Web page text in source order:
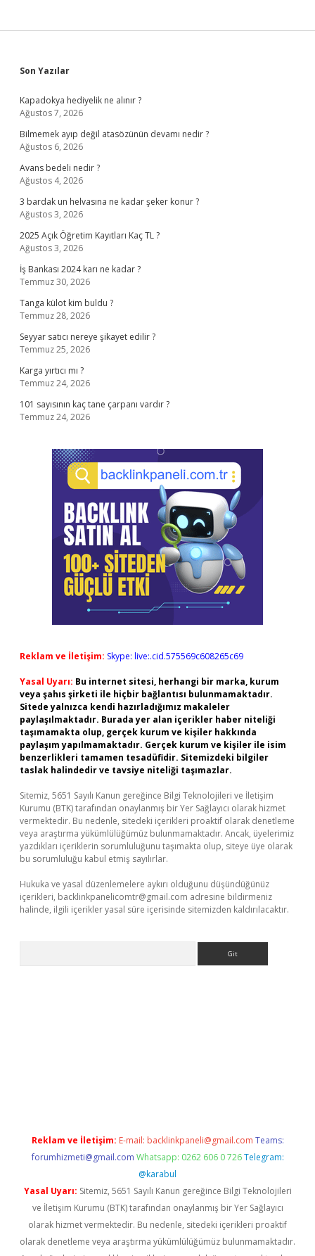
Sidebar
Son Yazılar
Kapadokya hediyelik ne alınır ?
Ağustos 7, 2026
Bilmemek ayıp değil atasözünün devamı nedir ?
Ağustos 6, 2026
Avans bedeli nedir ?
Ağustos 4, 2026
3 bardak un helvasına ne kadar şeker konur ?
Ağustos 3, 2026
2025 Açık Öğretim Kayıtları Kaç TL ?
Ağustos 3, 2026
İş Bankası 2024 karı ne kadar ?
Temmuz 30, 2026
Tanga külot kim buldu ?
Temmuz 28, 2026
Seyyar satıcı nereye şikayet edilir ?
Temmuz 25, 2026
Karga yırtıcı mı ?
Temmuz 24, 2026
101 sayısının kaç tane çarpanı vardır ?
Temmuz 24, 2026
Reklam ve İletişim: Skype: live:.cid.575569c608265c69
Yasal Uyarı: Bu internet sitesi, herhangi bir marka, kurum
veya şahıs şirketi ile hiçbir bağlantısı bulunmamaktadır.
Sitede yalnızca kendi hazırladığımız makaleler
paylaşılmaktadır. Burada yer alan içerikler haber niteliği
taşımamakta olup, gerçek kurum ve kişiler hakkında
paylaşım yapılmamaktadır. Gerçek kurum ve kişiler ile isim
benzerlikleri tamamen tesadüfidir. Sitemizdeki bilgiler
taslak halindedir ve tavsiye niteliği taşımazlar.
Sitemiz, 5651 Sayılı Kanun gereğince Bilgi Teknolojileri ve İletişim
Kurumu (BTK) tarafından onaylanmış bir Yer Sağlayıcı olarak hizmet
vermektedir. Bu nedenle, sitedeki içerikleri proaktif olarak denetleme
veya araştırma yükümlülüğümüz bulunmamaktadır. Ancak, üyelerimiz
yazdıkları içeriklerin sorumluluğunu taşımakta olup, siteye üye olarak
bu sorumluluğu kabul etmiş sayılırlar.
Hukuka ve yasal düzenlemelere aykırı olduğunu düşündüğünüz
içerikleri, backlinkpanelicomtr@gmail.com adresine bildirmeniz
halinde, ilgili içerikler yasal süre içerisinde sitemizden kaldırılacaktır.
Reklam ve İletişim: E-mail: backlinkpaneli@gmail.com Teams:
forumhizmeti@gmail.com Whatsapp: 0262 606 0 726 Telegram:
@karabul
Yasal Uyarı: Sitemiz, 5651 Sayılı Kanun gereğince Bilgi Teknolojileri
ve İletişim Kurumu (BTK) tarafından onaylanmış bir Yer Sağlayıcı
olarak hizmet vermektedir. Bu nedenle, sitedeki içerikleri proaktif
olarak denetleme veya araştırma yükümlülüğümüz bulunmamaktadır.